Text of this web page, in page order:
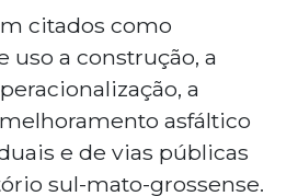
citados como
uso a construção, a
a
asfáltico
e de vias públicas
sul-mato-grossense.